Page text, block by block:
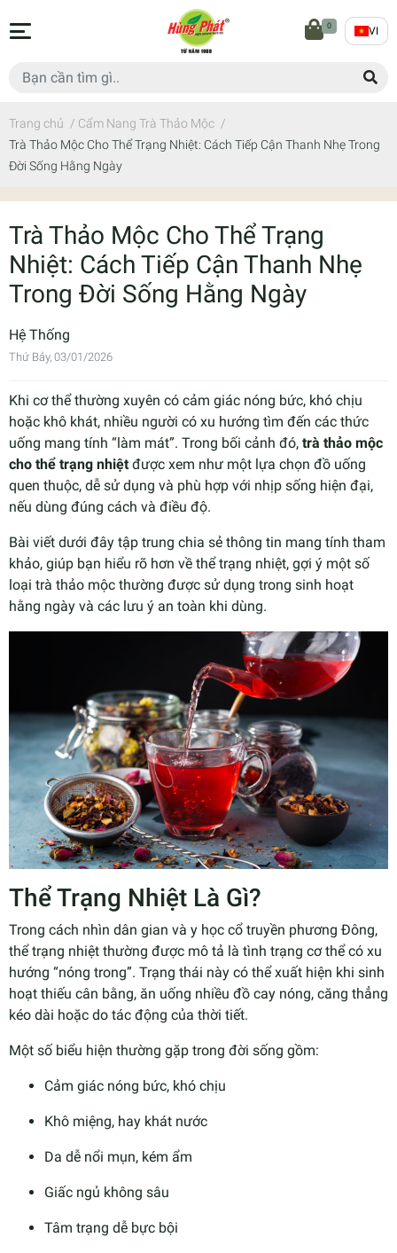
0 VI
Trang chủ / Cẩm Nang Trà Thảo Mộc /
Trà Thảo Mộc Cho Thể Trạng Nhiệt: Cách Tiếp Cận Thanh Nhẹ Trong
Đời Sống Hằng Ngày
Trà Thảo Mộc Cho Thể Trạng
Nhiệt: Cách Tiếp Cận Thanh Nhẹ
Trong Đời Sống Hằng Ngày
Hệ Thống
Thứ Bảy, 03/01/2026
Khi cơ thể thường xuyên có cảm giác nóng bức, khó chịu
hoặc khô khát, nhiều người có xu hướng tìm đến các thức
uống mang tính “làm mát”. Trong bối cảnh đó, trà thảo mộc
cho thể trạng nhiệtđược xem như một lựa chọn đồ uống
quen thuộc, dễ sử dụng và phù hợp với nhịp sống hiện đại,
nếu dùng đúng cách và điều độ.
Bài viết dưới đây tập trung chia sẻ thông tin mang tính tham
khảo, giúp bạn hiểu rõ hơn về thể trạng nhiệt, gợi ý một số
loại trà thảo mộc thường được sử dụng trong sinh hoạt
hằng ngày và các lưu ý an toàn khi dùng.
Thể Trạng Nhiệt Là Gì?
Trong cách nhìn dân gian và y học cổ truyền phương Đông,
thể trạng nhiệt thường được mô tả là tình trạng cơ thể có xu
hướng “nóng trong”. Trạng thái này có thể xuất hiện khi sinh
hoạt thiếu cân bằng, ăn uống nhiều đồ cay nóng, căng thẳng
kéo dài hoặc do tác động của thời tiết.
Một số biểu hiện thường gặp trong đời sống gồm:
Cảm giác nóng bức, khó chịu
Khô miệng, hay khát nước
Da dễ nổi mụn, kém ẩm
Giấc ngủ không sâu
Tâm trạng dễ bực bội